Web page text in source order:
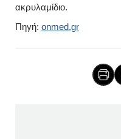
ακρυλαμίδιο.
Πηγή: onmed.gr